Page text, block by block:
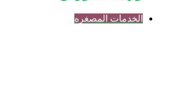
الخدمات المصغره